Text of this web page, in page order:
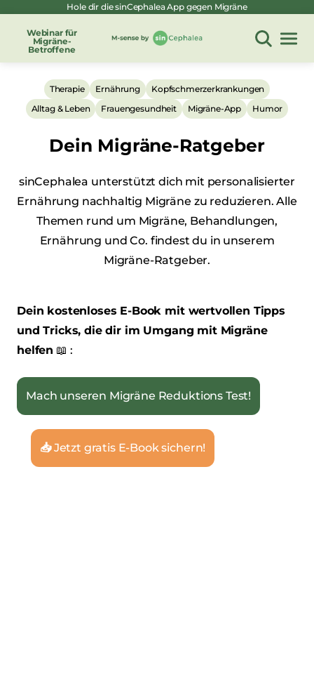
Inhalt
springen
Hole dir die sinCephalea App gegen Migräne
Webinar für
Migräne-
Betroffene
Therapie Ernährung
Kopfschmerzerkrankungen
Alltag & Leben
Frauengesundheit Migräne-App Humor
Dein Migräne-Ratgeber
sinCephalea unterstützt dich mit personalisierter
Ernährung nachhaltig Migräne zu reduzieren. Alle
Themen rund um Migräne, Behandlungen,
Ernährung und Co. findest du in unserem
Migräne-Ratgeber.
Dein kostenloses E-Book mit wertvollen Tipps
und Tricks, die dir im Umgang mit Migräne
helfen 📖 :
Mach unseren Migräne Reduktions Test!
📥‎‎‎‎ Jetzt gratis E-Book sichern!